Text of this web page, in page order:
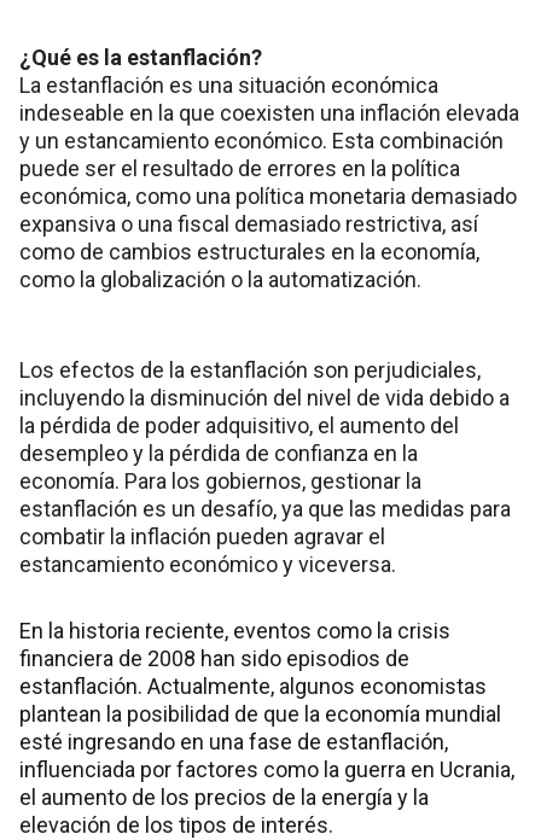
¿Qué es la estanflación?
La estanflación es una situación económica
indeseable en la que coexisten una inflación elevada
y un estancamiento económico. Esta combinación
puede ser el resultado de errores en la política
económica, como una política monetaria demasiado
expansiva o una fiscal demasiado restrictiva, así
como de cambios estructurales en la economía,
como la globalización o la automatización.
Los efectos de la estanflación son perjudiciales,
incluyendo la disminución del nivel de vida debido a
la pérdida de poder adquisitivo, el aumento del
desempleo y la pérdida de confianza en la
economía. Para los gobiernos, gestionar la
estanflación es un desafío, ya que las medidas para
combatir la inflación pueden agravar el
estancamiento económico y viceversa.
En la historia reciente, eventos como la crisis
financiera de 2008 han sido episodios de
estanflación. Actualmente, algunos economistas
plantean la posibilidad de que la economía mundial
esté ingresando en una fase de estanflación,
influenciada por factores como la guerra en Ucrania,
el aumento de los precios de la energía y la
elevación de los tipos de interés.